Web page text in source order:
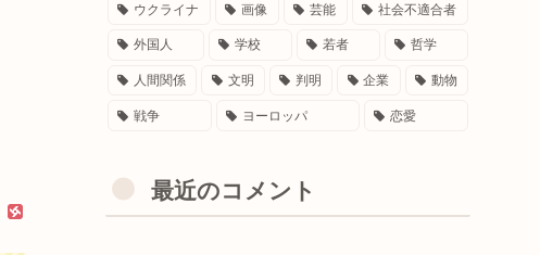
ウクライナ 画像 芸能 社会不適合者
外国人 学校 若者 哲学
人間関係 文明 判明 企業 動物
戦争 ヨーロッパ 恋愛
最近のコメント